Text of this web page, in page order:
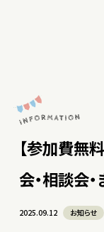
【参加費無
会・相談会
2025.09.12 お知らせ